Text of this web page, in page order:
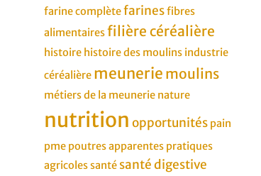
farine complètefarinesfibres
alimentairesfilière céréalière
histoire histoire des moulins industrie
céréalière meunerie moulins
métiers de la meunerie nature
nutrition opportunités pain
pme poutres apparentes pratiques
agricolessanté santé digestive